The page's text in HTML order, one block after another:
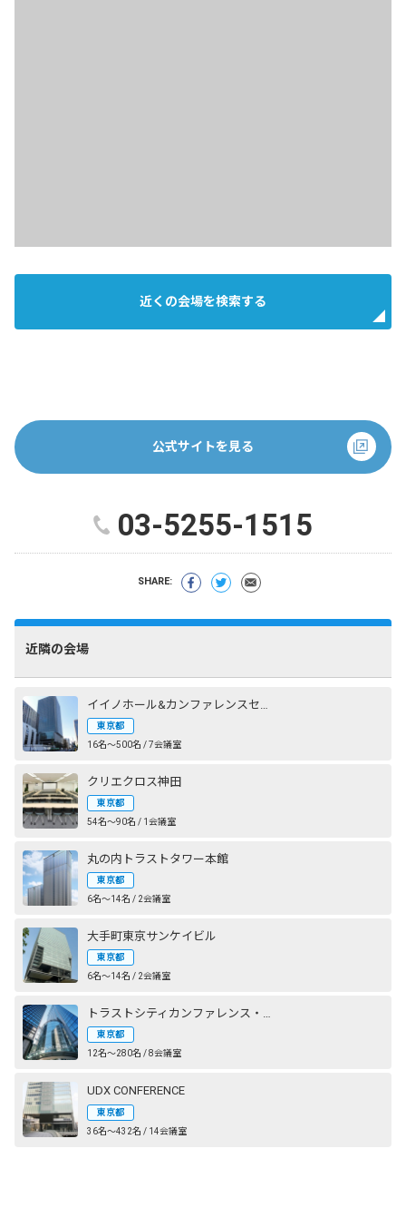
近くの会場を検索する
公式サイトを見る
03-5255-1515
SHARE:
近隣の会場
イイノホール&カンファレンスセンター
東京都
16名〜500名 / 7会議室
クリエクロス神田
東京都
54名〜90名 / 1会議室
丸の内トラストタワー本館
東京都
6名〜14名 / 2会議室
大手町東京サンケイビル
東京都
6名〜14名 / 2会議室
トラストシティカンファレンス・丸の内
東京都
12名〜280名 / 8会議室
UDX CONFERENCE
東京都
36名〜432名 / 14会議室